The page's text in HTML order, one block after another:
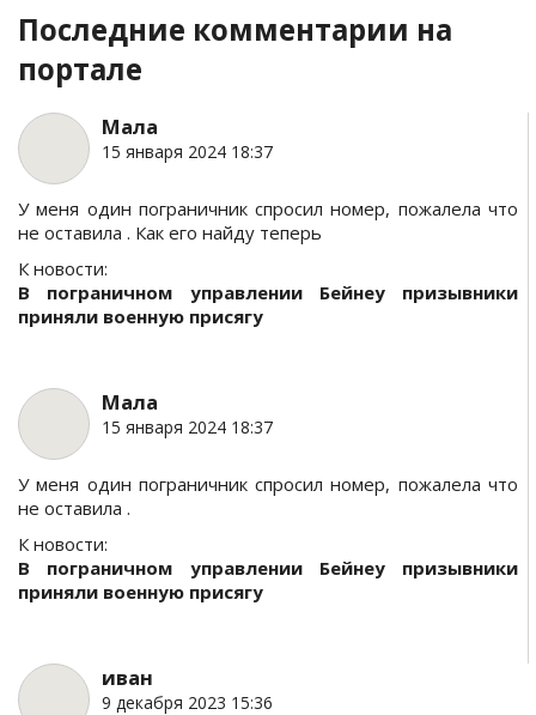
Последние комментарии на
портале
Мала
15 января 2024 18:37
У меня один пограничник спросил номер, пожалела что
не оставила . Как его найду теперь
К новости:
В пограничном управлении Бейнеу призывники
приняли военную присягу
Мала
15 января 2024 18:37
У меня один пограничник спросил номер, пожалела что
не оставила .
К новости:
В пограничном управлении Бейнеу призывники
приняли военную присягу
иван
9 декабря 2023 15:36